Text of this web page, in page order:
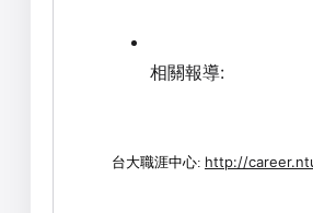
相關報導:
台大職涯中心: http://